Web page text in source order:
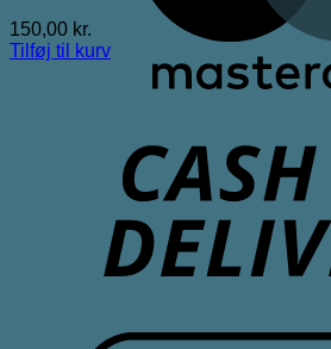
150,00 kr.
Tilføj til kurv